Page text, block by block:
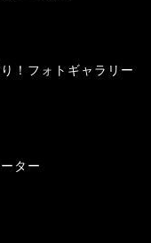
！フォトギャラリー
ター